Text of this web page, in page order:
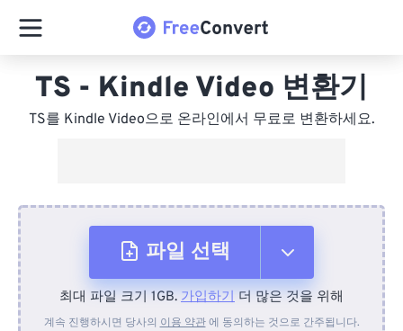
TS - Kindle Video 변환기
TS를 Kindle Video으로 온라인에서 무료로 변환하세요.
파일 선택
장치에서
최대 파일 크기 1GB. 가입하기 더 많은 것을 위해
계속 진행하시면 당사의 이용 약관에 동의하는 것으로 간주됩니다.